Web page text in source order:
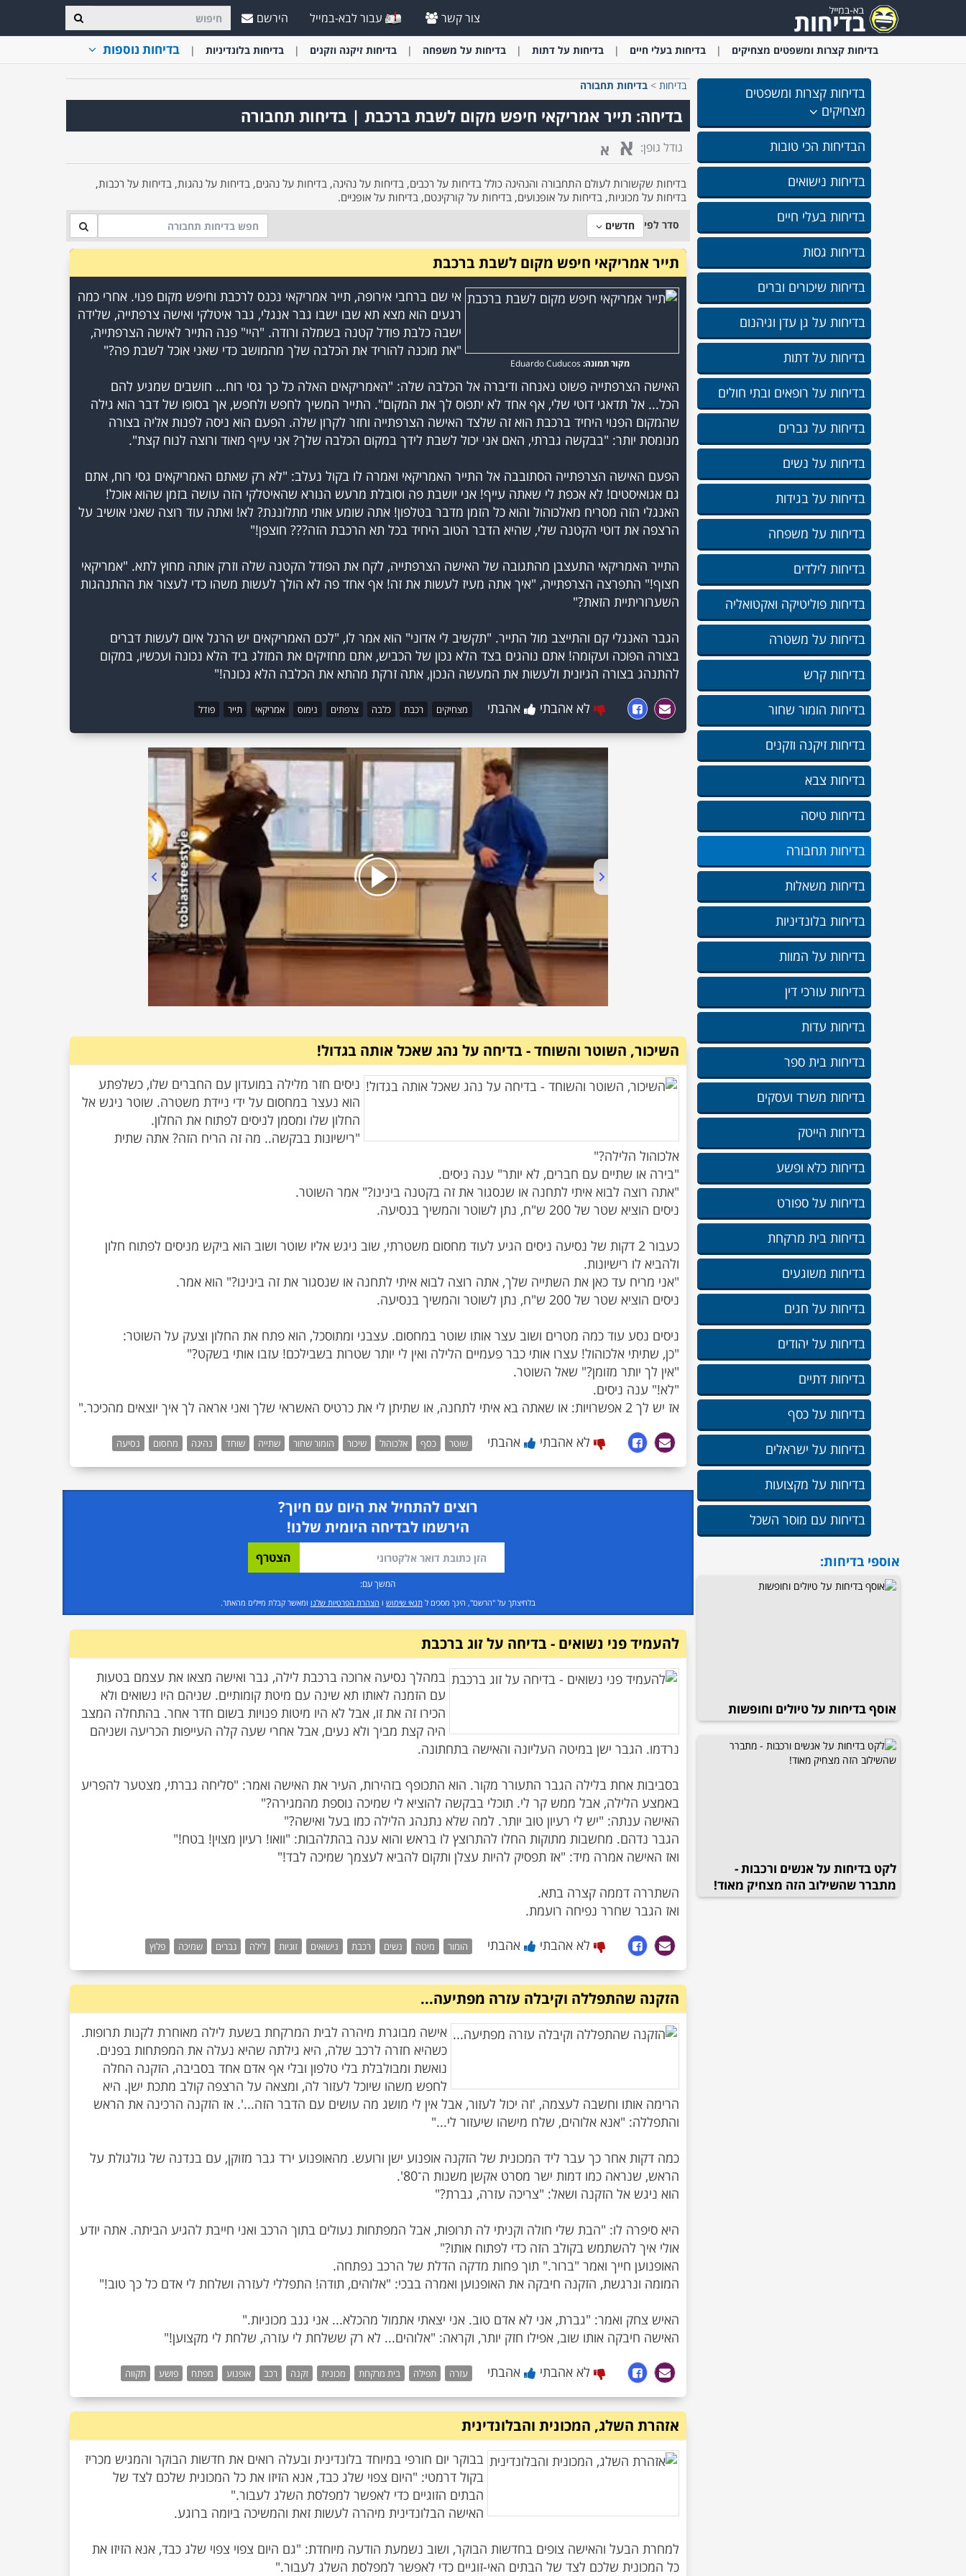
הירשם עבור לבא-במייל צור קשר
בדיחות קצרות ומשפטים מצחיקים בדיחות בעלי חיים בדיחות על דתות בדיחות על משפחה בדיחות זיקנה וזקנים בדיחות בלונדיניות בדיחות נוספות
בדיחות >בדיחות תחבורה
בדיחה: תייר אמריקאי חיפש מקום לשבת ברכבת | בדיחות תחבורה
גודל גופן: א א
בדיחות שקשורות לעולם התחבורה והנהיגה כולל בדיחות על רכבים, בדיחות על נהיגה, בדיחות על נהגים, בדיחות על נהגות, בדיחות על רכבות,
בדיחות על מכוניות, בדיחות על אופנועים, בדיחות על קורקינטם, בדיחות על אופניים.
סדר לפי חדשים
תייר אמריקאי חיפש מקום לשבת ברכבת
מקור תמונה: Eduardo Cuducos
אי שם ברחבי אירופה, תייר אמריקאי נכנס לרכבת וחיפש מקום פנוי. אחרי כמה
רגעים הוא מצא תא שבו ישבו גבר אנגלי, גבר איטלקי ואישה צרפתייה, שלידה
ישבה כלבת פודל קטנה בשמלה ורודה. "היי" פנה התייר לאישה הצרפתייה,
האישה הצרפתייה פשוט נאנחה ודיברה אל הכלבה שלה: "האמריקאים האלה כל כך גסי רוח… חושבים שמגיע להם
הכל... אל תדאגי דוטי שלי, אף אחד לא יתפוס לך את המקום". התייר המשיך לחפש ולחפש, אך בסופו של דבר הוא גילה
שהמקום הפנוי היחיד ברכבת הוא זה שלצד האישה הצרפתייה וחזר לקרון שלה. הפעם הוא ניסה לפנות אליה בצורה
הפעם האישה הצרפתייה הסתובבה אל התייר האמריקאי ואמרה לו בקול נעלב: "לא רק שאתם האמריקאים גסי רוח, אתם
גם אגואיסטים! לא אכפת לי שאתה עייף! אני יושבת פה וסובלת מרעש הנורא שהאיטלקי הזה עושה בזמן שהוא אוכל!
האנגלי הזה מסריח מאלכוהול והוא כל הזמן מדבר בטלפון! אתה שומע אותי מתלוננת? לא! ואתה עוד רוצה שאני אושיב על
התייר האמריקאי התעצבן מהתגובה של האישה הצרפתייה, לקח את הפודל הקטנה שלה וזרק אותה מחוץ לתא. "אמריקאי
חצוף!" התפרצה הצרפתייה, "איך אתה מעיז לעשות את זה! אף אחד פה לא הולך לעשות משהו כדי לעצור את ההתנהגות
הגבר האנגלי קם והתייצב מול התייר. "תקשיב לי אדוני" הוא אמר לו, "לכם האמריקאים יש הרגל איום לעשות דברים
בצורה הפוכה ועקומה! אתם נוהגים בצד הלא נכון של הכביש, אתם מחזיקים את המזלג ביד הלא נכונה ועכשיו, במקום
להתנהג בצורה הגיונית ולעשות את המעשה הנכון, אתה זרקת מהתא את הכלבה הלא נכונה!"
מצחיקים רכבת כלבה צרפתים נימוס אמריקאי תייר פודל לא אהבתי אהבתי
00:00 /01:01
השיכור, השוטר והשוחד - בדיחה על נהג שאכל אותה בגדול!
ניסים חזר מלילה במועדון עם החברים שלו, כשלפתע
הוא נעצר במחסום על ידי ניידת משטרה. שוטר ניגש אל
"רישיונות בבקשה.. מה זה הריח הזה? אתה שתית
כעבור 2 דקות של נסיעה ניסים הגיע לעוד מחסום משטרתי, שוב ניגש אליו שוטר ושוב הוא ביקש מניסים לפתוח חלון
אז יש לך 2 אפשרויות: או שאתה בא איתי לתחנה, או שתיתן לי את כרטיס האשראי שלך ואני אראה לך איך יוצאים מהכיכר."
שוטר כסף אלכוהול שיכור הומור שחור שתייה שוחד נהיגה מחסום נסיעה לא אהבתי אהבתי
רוצים להתחיל את היום עם חיוך?
הירשמו לבדיחה היומית שלנו!
המשך עם:
בלחיצתך על "הרשם", הינך מסכים לתנאי שימוש ו הצהרת הפרטיות שלנו ומאשר קבלת מיילים מהאתר.
להעמיד פני נשואים - בדיחה על זוג ברכבת
במהלך נסיעה ארוכה ברכבת לילה, גבר ואישה מצאו את עצמם בטעות
עם הזמנה לאותו תא שינה עם מיטת קומותיים. שניהם היו נשואים ולא
הכירו זה את זו, אבל לא היו מיטות פנויות בשום חדר אחר. בהתחלה המצב
היה קצת מביך ולא נעים, אבל אחרי שעה קלה העייפות הכריעה ושניהם
בסביבות אחת בלילה הגבר התעורר מקור. הוא התכופף בזהירות, העיר את האישה ואמר: "סליחה גברתי, מצטער להפריע
ואז הגבר שחרר נפיחה רועמת.
הומור מיטה נשים רכבת נישואים זוגיות לילה גברים שמיכה פלוץ לא אהבתי אהבתי
הזקנה שהתפללה וקיבלה עזרה מפתיעה...
אישה מבוגרת מיהרה לבית המרקחת בשעת לילה מאוחרת לקנות תרופות.
כשהיא חזרה לרכב שלה, היא גילתה שהיא נעלה את המפתחות בפנים.
נואשת ומבולבלת בלי טלפון ובלי אף אדם אחד בסביבה, הזקנה החלה
לחפש משהו שיוכל לעזור לה, ומצאה על הרצפה קולב מתכת ישן. היא
הרימה אותו וחשבה לעצמה, 'זה יכול לעזור, אבל אין לי מושג מה עושים עם הדבר הזה...'. אז הזקנה הרכינה את הראש
כמה דקות אחר כך עבר ליד המכונית של הזקנה אופנוע ישן ורועש. מהאופנוע ירד גבר מזוקן, עם בנדנה של גולגולת על
היא סיפרה לו: "הבת שלי חולה וקניתי לה תרופות, אבל המפתחות נעולים בתוך הרכב ואני חייבת להגיע הביתה. אתה יודע
האישה חיבקה אותו שוב, אפילו חזק יותר, וקראה: "אלוהים... לא רק ששלחת לי עזרה, שלחת לי מקצוען!"
עזרה תפילה בית מרקחת מכונית זקנה רכב אופנוע מפתח פושע תקווה לא אהבתי אהבתי
אזהרת השלג, המכונית והבלונדינית
בבוקר יום חורפי במיוחד בלונדינית ובעלה רואים את חדשות הבוקר והמגיש מכריז
בקול דרמטי: "היום צפוי שלג כבד, אנא הזיזו את כל המכונית שלכם לצד של
למחרת הבעל והאישה צופים בחדשות הבוקר, ושוב נשמעת הודעה מיוחדת: "גם היום צפוי צפוי שלג כבד, אנא הזיזו את
בדיחות קצרות ומשפטים
מצחיקים
הבדיחות הכי טובות
בדיחות נישואים
בדיחות בעלי חיים
בדיחות גסות
בדיחות שיכורים וברים
בדיחות על גן עדן וגיהנום
בדיחות על דתות
בדיחות על רופאים ובתי חולים
בדיחות על גברים
בדיחות על נשים
בדיחות על בגידות
בדיחות על משפחה
בדיחות לילדים
בדיחות פוליטיקה ואקטואליה
בדיחות על משטרה
בדיחות קרש
בדיחות הומור שחור
בדיחות זיקנה וזקנים
בדיחות צבא
בדיחות טיסה
בדיחות תחבורה
בדיחות משאלות
בדיחות בלונדיניות
בדיחות על המוות
בדיחות עורכי דין
בדיחות עדות
בדיחות בית ספר
בדיחות משרד ועסקים
בדיחות הייטק
בדיחות כלא ופשע
בדיחות על ספורט
בדיחות בית מרקחת
בדיחות משוגעים
בדיחות על חגים
בדיחות על יהודים
בדיחות דתיים
בדיחות על כסף
בדיחות על ישראלים
בדיחות על מקצועות
בדיחות עם מוסר השכל
אוספי בדיחות:
אוסף בדיחות על טיולים וחופשות
לקט בדיחות על אנשים ורכבות -
מתברר שהשילוב הזה מצחיק מאוד!